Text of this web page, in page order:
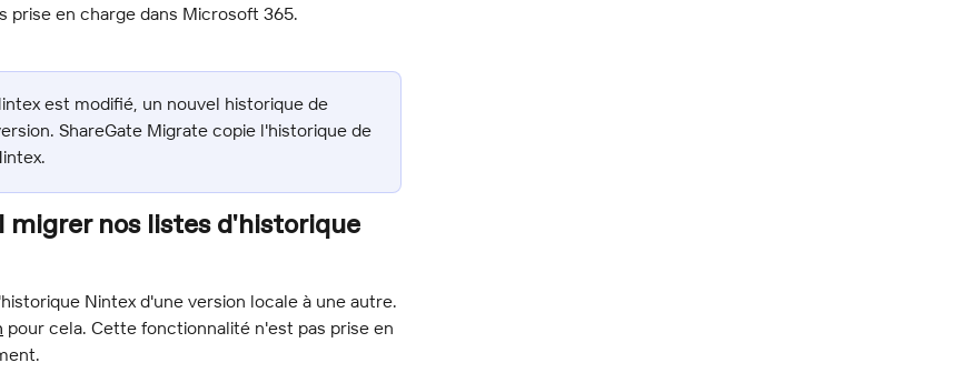
prise en charge dans Microsoft 365.
est modifié, un nouvel historique de
ShareGate Migrate copie l'historique de
nos listes d'historique
Nintex d'une version locale à une autre.
pour cela. Cette fonctionnalité n'est pas prise en